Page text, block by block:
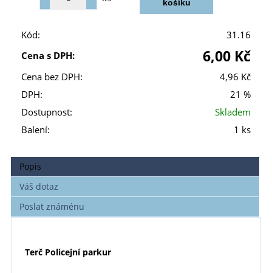
Kód:
31.16
Cena s DPH:
6,00 Kč
Cena bez DPH:
4,96 Kč
DPH:
21 %
Dostupnost:
Skladem
Balení:
1 ks
Popis
Váš dotaz
Poslat známénu
Terč Policejní parkur